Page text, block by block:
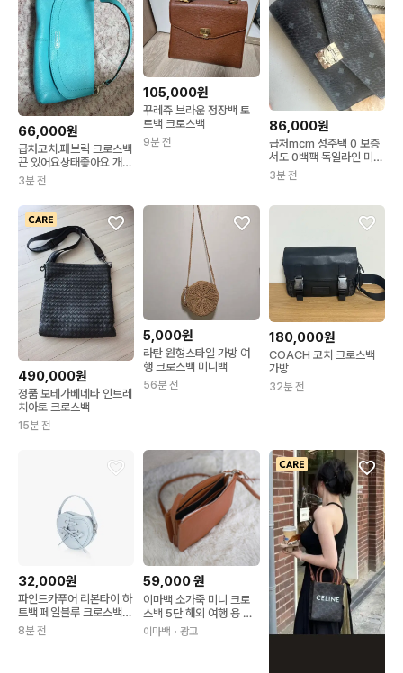
66,000원
급처코치.패브릭 크로스백
끈 있어요상태좋아요 개당
가격 크로스끈 있어요
3분 전
105,000원
꾸레쥬 브라운 정장백 토
트백 크로스백
9분 전
86,000원
급처mcm 성주택 0 보증
서도 0백팩 독일라인 미니
크로스백 개당가격
3분 전
490,000원
정품 보테가베네타 인트레
치아토 크로스백
15분 전
5,000원
라탄 원형스타일 가방 여
행 크로스백 미니백
56분 전
180,000원
COACH 코치 크로스백
가방
32분 전
32,000원
파인드카푸어 리본타이 하
트백 페일블루 크로스백
숄더백 토트백 미니백 가
방
8분 전
59,000원
이마백 소가죽 미니 크로
스백 5단 해외 여행 용 여
권 가벼운 데일리 여름 핸
드폰 가방
이마백 ・광고